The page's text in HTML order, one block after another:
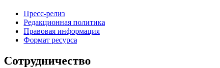
Пресс-релиз
Редакционная политика
Правовая информация
Формат ресурса
Сотрудничество